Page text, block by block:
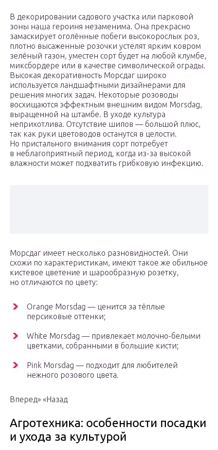
В декорировании садового участка или парковой
зоны наша героиня незаменима. Она прекрасно
замаскирует оголённые побеги высокорослых роз,
плотно высаженные розочки устелят ярким ковром
зелёный газон, уместен сорт будет на любой клумбе,
миксбордере или в качестве символической ограды.
Высокая декоративность Морсдаг широко
используется ландшафтными дизайнерами для
решения многих задач. Некоторые розоводы
восхищаются эффектным внешним видом Morsdag,
выращенной на штамбе. В уходе культура
неприхотлива. Отсутствие шипов — большой плюс,
так как руки цветоводов останутся в целости.
Но пристального внимания сорт потребует
в неблагоприятный период, когда из-за высокой
влажности может подхватить грибковую инфекцию.
Морсдаг имеет несколько разновидностей. Они
схожи по характеристикам, имеют такое же обильное
кистевое цветение и шарообразную розетку,
но отличаются по цвету:
Orange Morsdag — ценится за тёплые
персиковые оттенки;
White Morsdag — привлекает молочно-белыми
цветками, собранными в большие кисти;
Pink Morsdag — подходит для любителей
нежного розового цвета.
Вперед» «Назад
Агротехника: особенности посадки
и ухода за культурой